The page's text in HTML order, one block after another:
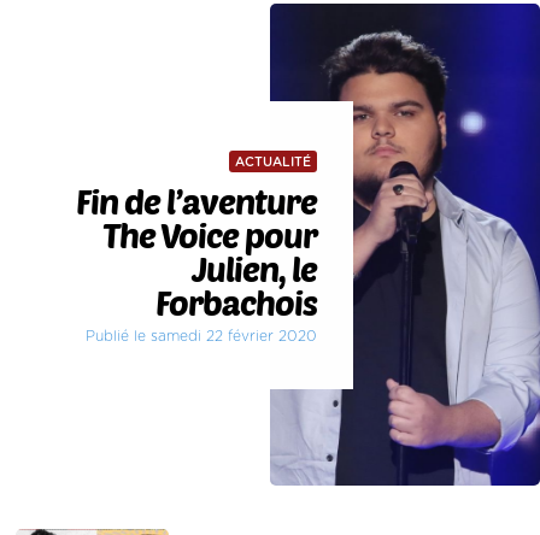
ACTUALITÉ
Fin de l’aventure
The Voice pour
Julien, le
Forbachois
Publié le samedi 22 février 2020